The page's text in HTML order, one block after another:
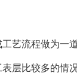
艺流程做为一
层比较多的情